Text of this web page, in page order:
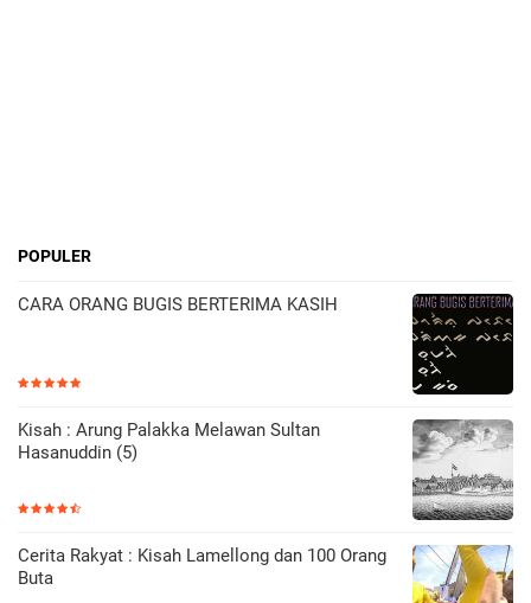
POPULER
CARA ORANG BUGIS BERTERIMA KASIH
Kisah : Arung Palakka Melawan Sultan
Hasanuddin (5)
Cerita Rakyat : Kisah Lamellong dan 100 Orang
Buta